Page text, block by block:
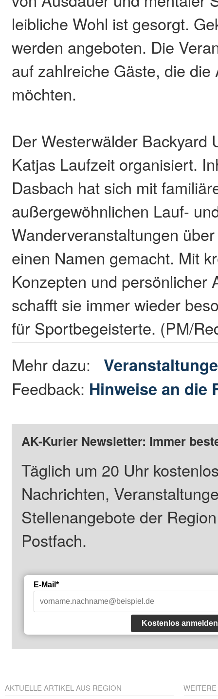
leibliche Wohl ist gesorgt.
werden angeboten. Die
auf zahlreiche Gäste, die
möchten.
Der Westerwälder Backyard
Katjas Laufzeit organisiert.
Dasbach hat sich mit
außergewöhnlichen Lauf-
Wanderveranstaltungen
einen Namen gemacht. Mit
Konzepten und persönlicher
schafft sie immer wieder
für Sportbegeisterte. (PM/
Mehr dazu:
Feedback: Hinweise an die
AK-Kurier Newsletter: Immer
Täglich um 20 Uhr
Nachrichten,
Stellenangebote der
Postfach.
E-Mail*
Kostenlos anmelden
AKTUELLE ARTIKEL AUS REGION